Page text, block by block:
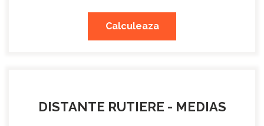
Calculeaza
DISTANTE RUTIERE - MEDIAS